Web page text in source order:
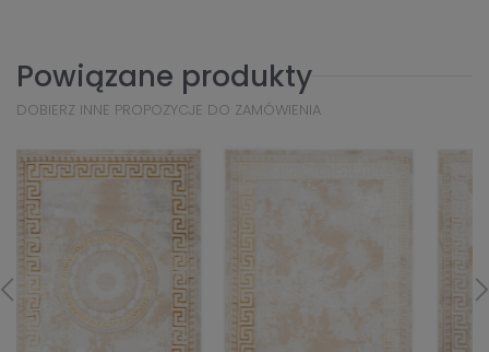
Powiązane produkty
DOBIERZ INNE PROPOZYCJE DO ZAMÓWIENIA